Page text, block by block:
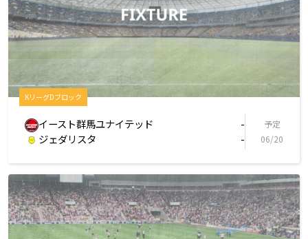
KリーグDブロック
イースト群馬ユナイテッド -
ジェダリスタ -
予定
06/20